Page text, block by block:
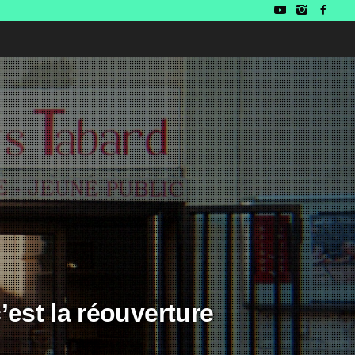
la réouverture